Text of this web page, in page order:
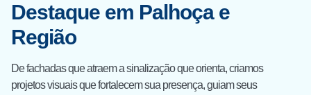
Destaque em Palhoça e
Região
De fachadas que atraem a sinalização que orienta, criamos
projetos visuais que fortalecem sua presença, guiam seus